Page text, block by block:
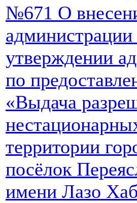
№671 О
утверждении
по
«Выдача
территории
посёлок
имени Лазо